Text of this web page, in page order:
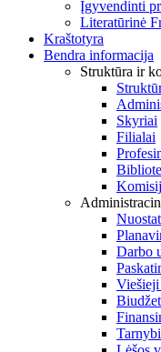
Įgyvendinti
Literatūrinė
Kraštotyra
Bendra informacija
Struktūra ir
Skyriai
Filialai
Darbo